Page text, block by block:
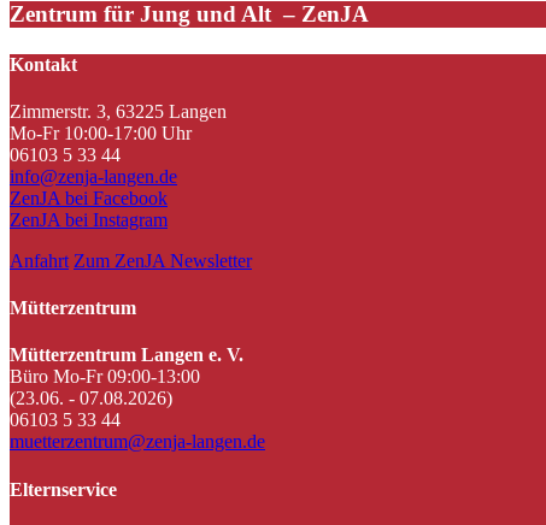
Zentrum für Jung und Alt – ZenJA
Kontakt
Zimmerstr. 3, 63225 Langen
Mo-Fr 10:00-17:00 Uhr
06103 5 33 44
info@zenja-langen.de
ZenJA bei Facebook
ZenJA bei Instagram
Anfahrt Zum ZenJA Newsletter
Mütterzentrum
Mütterzentrum Langen e. V.
Büro Mo-Fr 09:00-13:00
(23.06. - 07.08.2026)
06103 5 33 44
muetterzentrum@zenja-langen.de
Elternservice